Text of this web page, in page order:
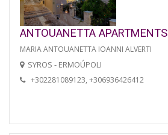
ANTOUANETTA APARTMENTS
MARIA ANTOUANETTA IOANNI ALVERTI
SYROS - ERMOÚPOLI
+302281089123, +306936426412